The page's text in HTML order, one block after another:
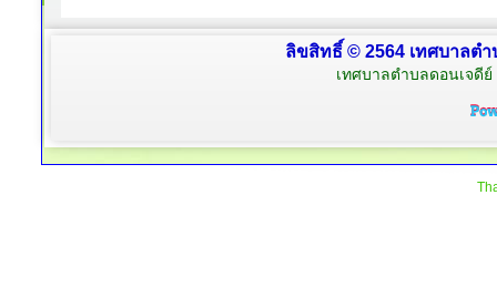
ลิขสิทธิ์ © 2564 เทศบาลต
เทศบาลตำบลดอนเจดี